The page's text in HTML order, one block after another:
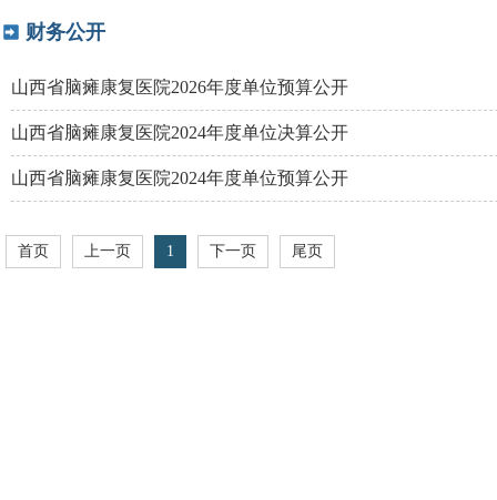
财务公开
山西省脑瘫康复医院2026年度单位预算公开
山西省脑瘫康复医院2024年度单位决算公开
山西省脑瘫康复医院2024年度单位预算公开
首页 上一页 1 下一页 尾页